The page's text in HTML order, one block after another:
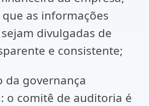
as informações
divulgadas de
e consistente;
da governança
o comitê de auditoria é